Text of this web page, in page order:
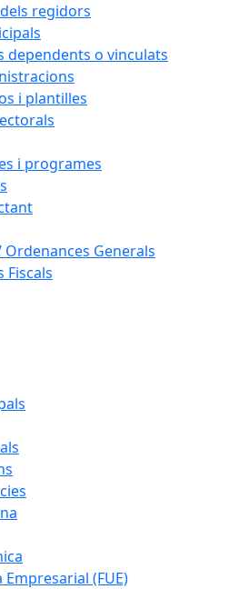
regidors
dependents o vinculats
i plantilles
i programes
Generals
Fiscals
(FUE)